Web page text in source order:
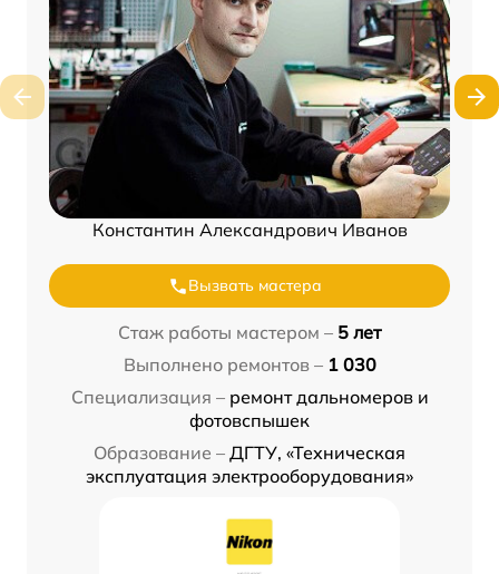
Константин Александрович Иванов
Вызвать мастера
Стаж работы мастером – 5 лет
Выполнено ремонтов – 1 030
Специализация – ремонт дальномеров и
фотовспышек
Образование – ДГТУ, «Техническая
эксплуатация электрооборудования»